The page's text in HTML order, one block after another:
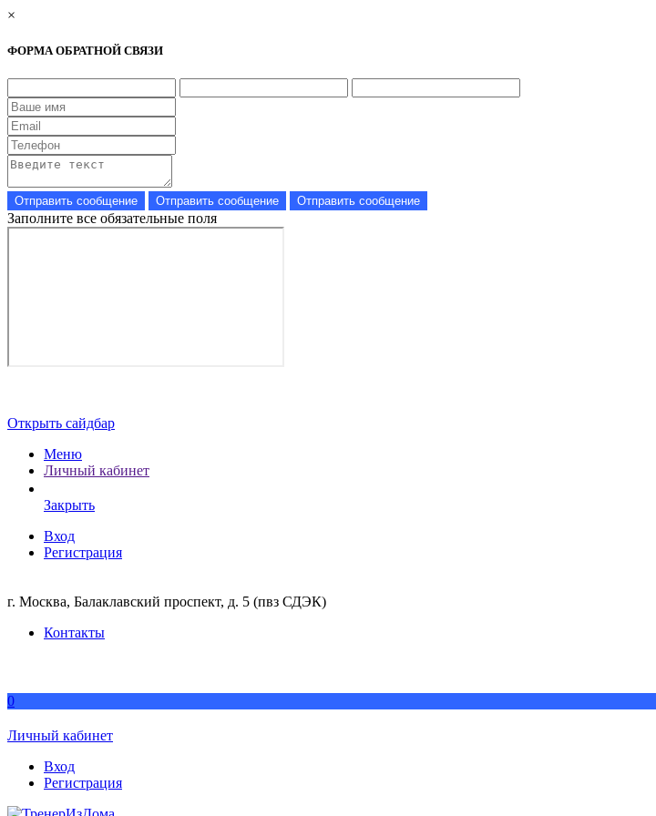
×
ФОРМА ОБРАТНОЙ СВЯЗИ
Заполните все обязательные поля
Открыть сайдбар
Меню
Личный кабинет
Закрыть
Вход
Регистрация
г. Москва, Балаклавский проспект, д. 5 (пвз СДЭК)
Контакты
0
Личный кабинет
Вход
Регистрация